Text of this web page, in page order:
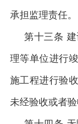
承担监理责任。
第十三条
理等单位进行
施工程进行验
未经验收或者